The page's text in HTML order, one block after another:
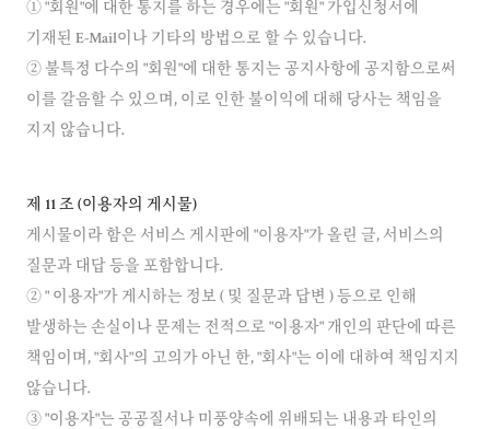
① "회원"에 대한 통지를 하는 경우에는 "회원" 가입신청서에
기재된 E-Mail이나 기타의 방법으로 할 수 있습니다.
② 불특정 다수의 "회원"에 대한 통지는 공지사항에 공지함으로써
이를 갈음할 수 있으며, 이로 인한 불이익에 대해 당사는 책임을
제 11 조 (이용자의 게시물)
게시물이라 함은 서비스 게시판에 "이용자"가 올린 글, 서비스의
질문과 대답 등을 포함합니다.
② " 이용자"가 게시하는 정보 ( 및 질문과 답변 ) 등으로 인해
발생하는 손실이나 문제는 전적으로 "이용자" 개인의 판단에 따른
책임이며, "회사"의 고의가 아닌 한, "회사"는 이에 대하여 책임지지
않습니다.
③ "이용자"는 공공질서나 미풍양속에 위배되는 내용과 타인의